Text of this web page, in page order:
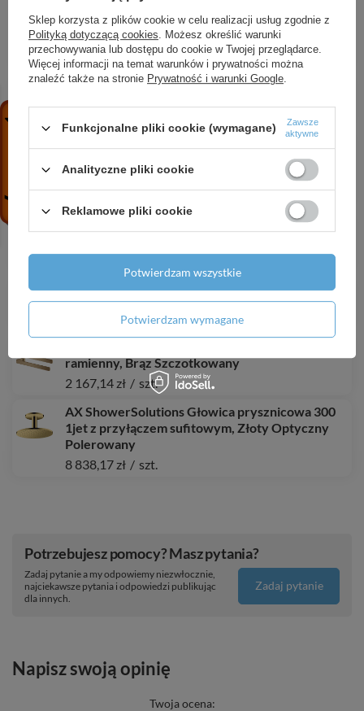
HG Xanuia Q Umywalka wisząca Compact
550/370 bez otworu na baterię, bez przelewu,
Biały
610,45 zł / szt.
HG Redukcje do iBox universal (3szt.)
54,24 zł / szt.
AX ShowerSphere Głowica prysznicowa 250/160
1jet z przyłączem sufitowym, Złoty Optyczny
Polerowany
5 182,36 zł / szt.
HG Raindance Select S Główka prysznicowa 120
HG Filtr Sport z mineralizacją
ramienny, Brąz Szczotkowany
2 167,14 zł / szt.
AX ShowerSolutions Głowica prysznicowa 300
1jet z przyłączem sufitowym, Złoty Optyczny
Polerowany
8 838,17 zł / szt.
Potrzebujesz pomocy? Masz pytania?
Zadaj pytanie a my odpowiemy niezwłocznie,
najciekawsze pytania i odpowiedzi publikując
dla innych.
Zadaj pytanie
Napisz swoją opinię
Twoja ocena:
Sklep korzysta z plików cookie w celu realizacji usług zgodnie z
Polityką dotyczącą cookies. Możesz określić warunki
przechowywania lub dostępu do cookie w Twojej przeglądarce.
Więcej informacji na temat warunków i prywatności można
znaleźć także na stronie Prywatność i warunki Google.
Funkcjonalne pliki cookie (wymagane)
Zawsze
aktywne
Analityczne pliki cookie
Reklamowe pliki cookie
Potwierdzam wymagane
Potwierdzam wszystkie